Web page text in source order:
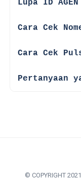
Lupa ID AGEN
Cara Cek
Cara Cek
Pertanyaan
© COPYRIGHT